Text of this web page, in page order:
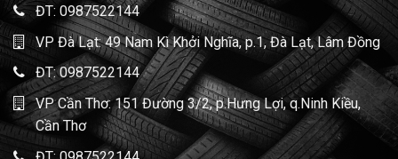
ĐT: 0987522144
VP Đà Lạt: 49 Nam Kì Khởi Nghĩa, p.1, Đà Lạt, Lâm Đồng
ĐT:0987522144
VP Cần Thơ: 151 Đường 3/2, p.Hưng Lợi, q.Ninh Kiều,
Cần Thơ